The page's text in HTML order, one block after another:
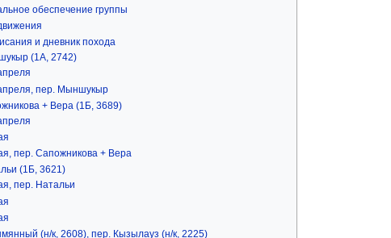
обеспечение группы
и дневник похода
(1А, 2742)
пер. Мыншукыр
+ Вера (1Б, 3689)
пер. Сапожникова + Вера
(1Б, 3621)
пер. Натальи
(н/к, 2608), пер. Кызылауз (н/к, 2225)